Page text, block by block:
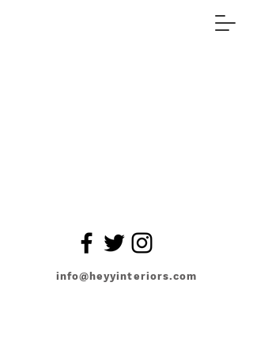
info@heyyinteriors.com